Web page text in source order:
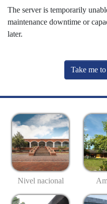
The server is temporarily
maintenance downtime or
later.
Take me
Nivel nacional